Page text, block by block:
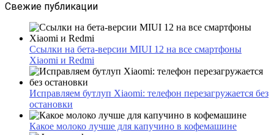
Свежие публикации
Ссылки на бета-версии MIUI 12 на все смартфоны
Xiaomi и Redmi
Исправляем бутлуп Xiaomi: телефон перезагружается без
остановки
Какое молоко лучше для капучино в кофемашине